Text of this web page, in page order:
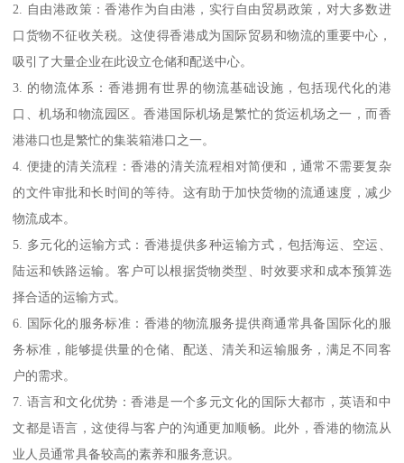
2. 自由港政策：香港作为自由港，实行自由贸易政策，对大多数进
口货物不征收关税。这使得香港成为国际贸易和物流的重要中心，
吸引了大量企业在此设立仓储和配送中心。
3. 的物流体系：香港拥有世界的物流基础设施，包括现代化的港
口、机场和物流园区。香港国际机场是繁忙的货运机场之一，而香
港港口也是繁忙的集装箱港口之一。
4. 便捷的清关流程：香港的清关流程相对简便和，通常不需要复杂
的文件审批和长时间的等待。这有助于加快货物的流通速度，减少
物流成本。
5. 多元化的运输方式：香港提供多种运输方式，包括海运、空运、
陆运和铁路运输。客户可以根据货物类型、时效要求和成本预算选
择合适的运输方式。
6. 国际化的服务标准：香港的物流服务提供商通常具备国际化的服
务标准，能够提供量的仓储、配送、清关和运输服务，满足不同客
户的需求。
7. 语言和文化优势：香港是一个多元文化的国际大都市，英语和中
文都是语言，这使得与客户的沟通更加顺畅。此外，香港的物流从
业人员通常具备较高的素养和服务意识。